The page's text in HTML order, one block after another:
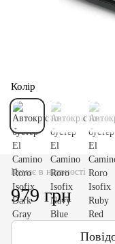
Колір
Немає в наявності
979 грн